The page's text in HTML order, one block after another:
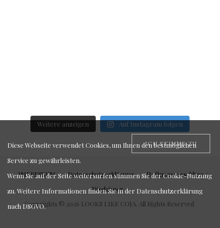
Weitere anzeigen Auf Instagram folgen
IMPRESSUM Datenschutzerklärung
Haftungsausschluss /
Disclaimer
Copyrights © 2026 LOOKS LIKE COJA. All Rights Reserved.
ICH STIMME ZU
Diese Webseite verwendet Cookies, um Ihnen den bestmöglichen
Service zu gewährleisten.
Wenn Sie auf der Seite weitersurfen stimmen Sie der Cookie-Nutzung
zu. Weitere Informationen finden Sie in der Datenschutzerklärung
nach DSGVO.